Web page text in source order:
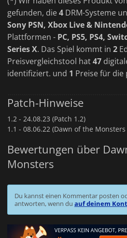
gefunden, die4 DRM-Systeme
Sony PSN, Xbox Live &
Plattformen - PC, PS5, PS4,
Series X. Das Spiel kommt in 2
Preisvergleichstool hat47
identifiziert. und 1 Preise für die
Patch-Hinweise
1.2 - 24.08.23 (Patch 1.2)
1.1 - 08.06.22 (Dawn of the Monsters
Bewertungen über
Monsters
Du kannst einen Kommentar posten
antworten, wenn du auf deinem